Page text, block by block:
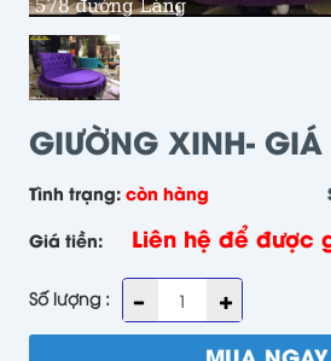
GIƯỜNG XINH-
Tình trạng:còn hàng
Giá tiền: Liên hệ để được
Số lượng :